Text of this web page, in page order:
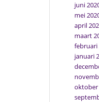
juni
mei
april
maart
februari
januari
oktober